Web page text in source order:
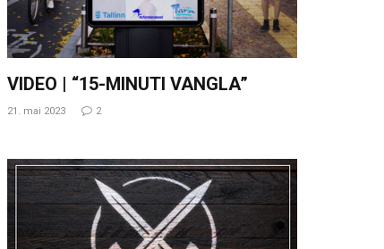
VIDEO | “15-MINUTI VANGLA”
21. mai 2023 2